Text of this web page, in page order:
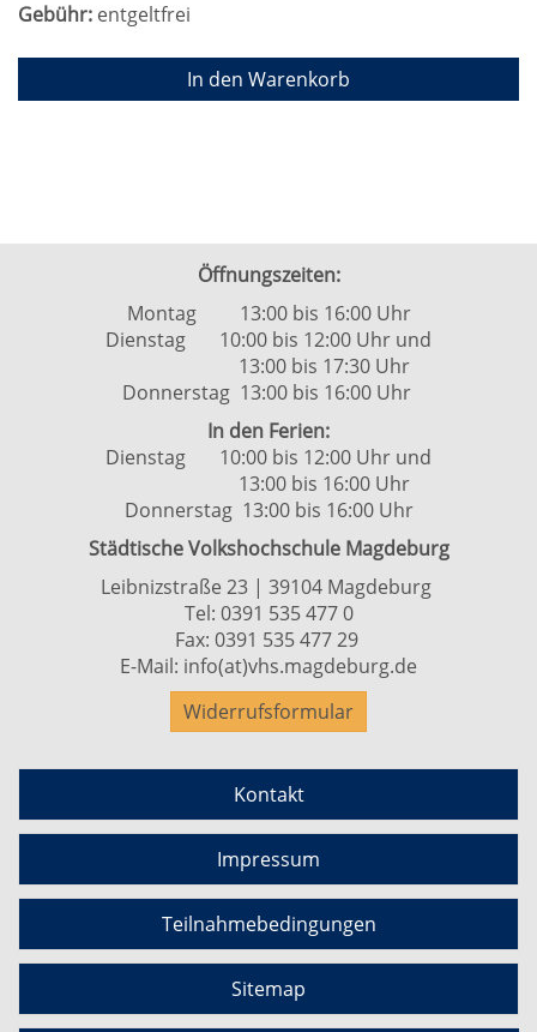
Gebühr: entgeltfrei
In den Warenkorb
Öffnungszeiten:
Montag 13:00 bis 16:00 Uhr
Dienstag 10:00 bis 12:00 Uhr und
13:00 bis 17:30 Uhr
Donnerstag 13:00 bis 16:00 Uhr
In den Ferien:
Dienstag 10:00 bis 12:00 Uhr und
13:00 bis 16:00 Uhr
Donnerstag 13:00 bis 16:00 Uhr
Städtische Volkshochschule Magdeburg
Leibnizstraße 23 | 39104 Magdeburg
Tel: 0391 535 477 0
Fax: 0391 535 477 29
E-Mail: info(at)vhs.magdeburg.de
Widerrufsformular
Kontakt
Impressum
Teilnahmebedingungen
Sitemap